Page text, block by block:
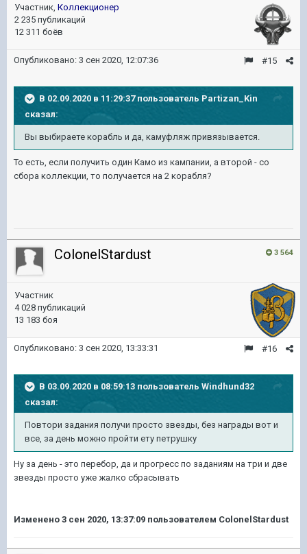
Участник, Коллекционер
2 235 публикаций
12 311 боёв
#15
Опубликовано: 3 сен 2020, 12:07:36
В 02.09.2020 в 11:29:37 пользователь Partizan_Kin
сказал:
Вы выбираете корабль и да, камуфляж привязывается.
То есть, если получить один Камо из кампании, а второй - со
сбора коллекции, то получается на 2 корабля?
3 564
ColonelStardust
Участник
4 028 публикаций
13 183 боя
#16
Опубликовано: 3 сен 2020, 13:33:31
В 03.09.2020 в 08:59:13 пользователь Windhund32
сказал:
Повтори задания получи просто звезды, без награды вот и
все, за день можно пройти ету петрушку
Ну за день - это перебор, да и прогресс по заданиям на три и две
звезды просто уже жалко сбрасывать
Изменено 3 сен 2020, 13:37:09 пользователем ColonelStardust